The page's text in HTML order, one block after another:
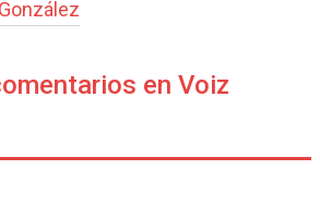
en Voiz